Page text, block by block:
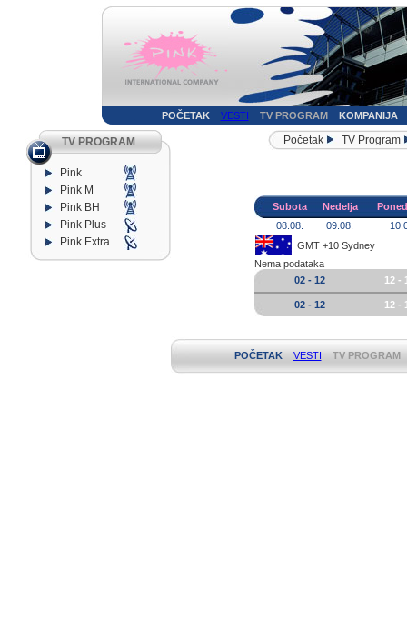
POČETAK VESTI TV PROGRAM KOMPANIJA
TV PROGRAM
Pink
Pink M
Pink BH
Pink Plus
Pink Extra
Početak TV Program
Subota Nedelja
08.08.
09.08.
GMT +10 Sydney
Nema podataka
02 - 12
12 -
02 - 12 12 -
POČETAK VESTI TV PROGRAM